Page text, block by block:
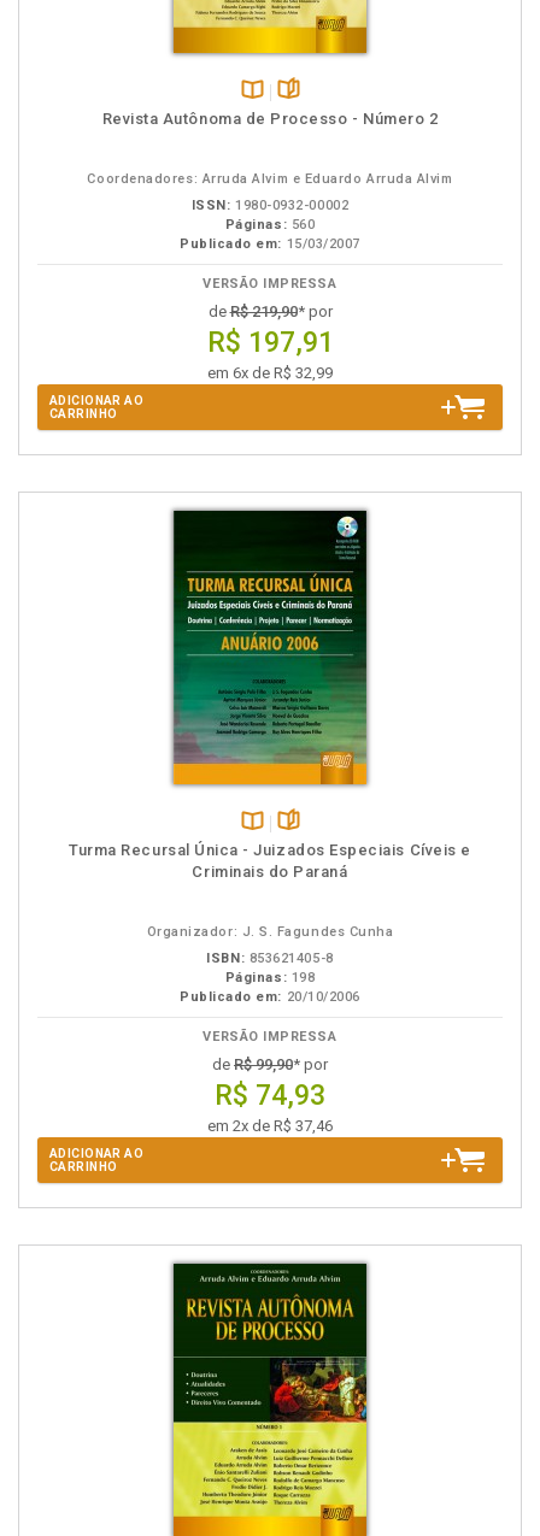
Disponível
páginas
Revista Autônoma de Processo - Número 2
Coordenadores: Arruda Alvim e Eduardo Arruda Alvim
ISSN: 1980-0932-00002
Páginas: 560
Publicado em: 15/03/2007
VERSÃO IMPRESSA
deR$ 219,90* por
R$ 197,91
em 6x de R$ 32,99
ADICIONAR AO
CARRINHO
Disponível
na
páginas
Turma Recursal Única - Juizados Especiais Cíveis e
Criminais do Paraná
Organizador: J. S. Fagundes Cunha
ISBN: 853621405-8
Páginas: 198
Publicado em: 20/10/2006
VERSÃO IMPRESSA
de R$ 99,90* por
R$ 74,93
em 2x de R$ 37,46
ADICIONAR AO
CARRINHO